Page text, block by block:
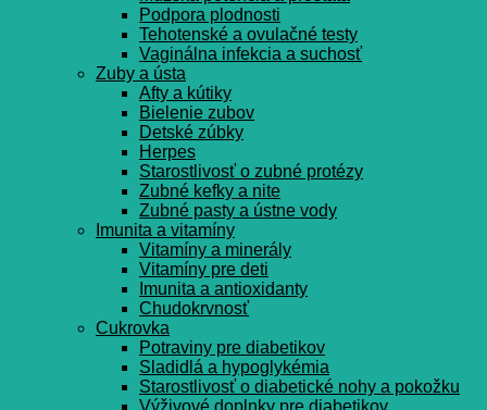
Podpora plodnosti
Tehotenské a ovulačné testy
Vaginálna infekcia a suchosť
Zuby a ústa
Afty a kútiky
Bielenie zubov
Detské zúbky
Herpes
Starostlivosť o zubné protézy
Zubné kefky a nite
Zubné pasty a ústne vody
Imunita a vitamíny
Vitamíny a minerály
Vitamíny pre deti
Imunita a antioxidanty
Chudokrvnosť
Cukrovka
Potraviny pre diabetikov
Sladidlá a hypoglykémia
Starostlivosť o diabetické nohy a pokožku
Výživové doplnky pre diabetikov